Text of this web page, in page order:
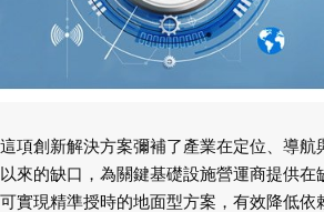
這項創新解決方案彌補了產業在定位、導航
以來的缺口，為關鍵基礎設施營運商提供在
可實現精準授時的地面型方案，有效降低依